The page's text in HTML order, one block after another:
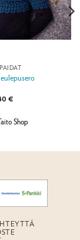
€Hintaluokka:
90,40 €
Shop